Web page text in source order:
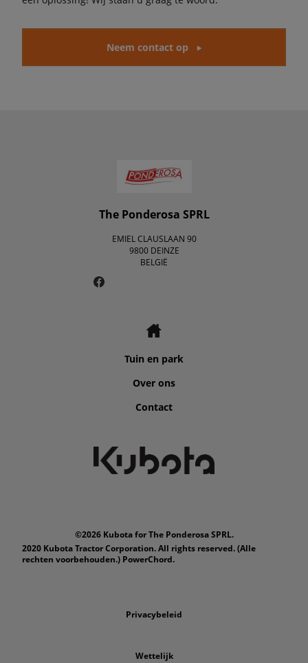
Neem contact op
The Ponderosa SPRL
EMIEL CLAUSLAAN 90
9800 DEINZE
BELGIË
Tuin en park
Over ons
Contact
©2026 Kubota for The Ponderosa SPRL.
2020 Kubota Tractor Corporation. All rights reserved. (Alle
rechten voorbehouden.) PowerChord.
Privacybeleid
Wettelijk